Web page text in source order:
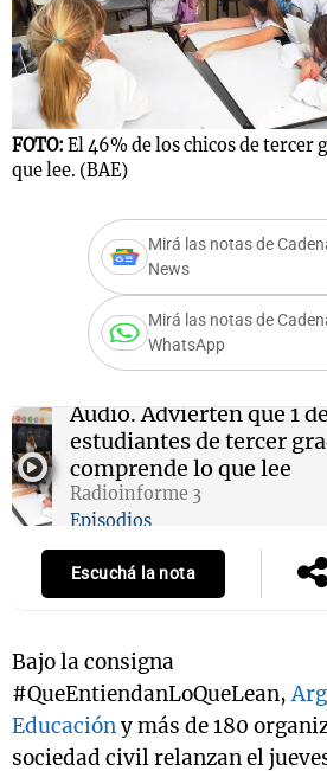
FOTO: El 46% de los chicos de tercer
que lee. (BAE)
Mirá las notas de
News
Mirá las notas de
WhatsApp
Audio.Advierten que 1
estudiantes de tercer
comprende lo que lee
Radioinforme 3
Episodios
Escuchá la nota
Bajo la consigna
#QueEntiendanLoQueLean,
Educacióny más de 180
sociedad civil relanzan el
Notas
Mundial 2026